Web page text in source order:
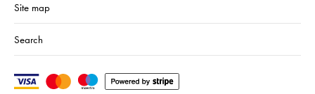
Site map
Search